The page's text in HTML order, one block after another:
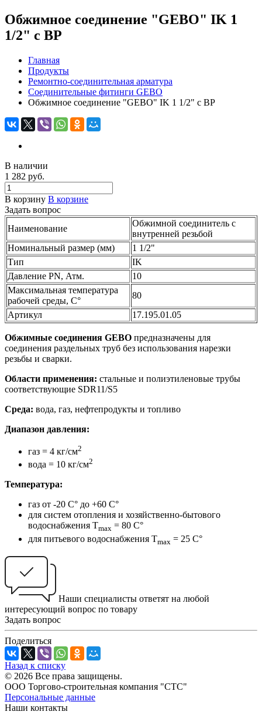
Обжимное соединение "GEBO" IK 1
1/2" с ВР
Главная
Продукты
Ремонтно-соединительная арматура
Соединительные фитинги GEBO
Обжимное соединение "GEBO" IK 1 1/2" с ВР
В наличии
1 282 руб.
В корзину В корзине
Задать вопрос
Наименование
Обжимной соединитель с
внутренней резьбой
Номинальный размер (мм)
1 1/2"
Тип
IK
Давление PN, Атм.
10
Максимальная температура
рабочей среды, С°
80
Артикул
17.195.01.05
Обжимные соединения GEBO предназначены для
соединения раздельных труб без использования нарезки
резьбы и сварки.
Области применения: стальные и полиэтиленовые трубы
соответствующие SDR11/S5
Среда: вода, газ, нефтепродукты и топливо
Диапазон давления:
газ = 4 кг/см2
вода = 10 кг/см2
Температура:
газ от -20 С° до +60 С°
для систем отопления и хозяйственно-бытового
водоснабжения Тmax = 80 С°
для питьевого водоснабжения Тmax = 25 С°
Наши специалисты ответят на любой
интересующий вопрос по товару
Задать вопрос
Поделиться
Назад к списку
© 2026 Все права защищены.
ООО Торгово-строительная компания "СТС"
Персональные данные
Наши контакты